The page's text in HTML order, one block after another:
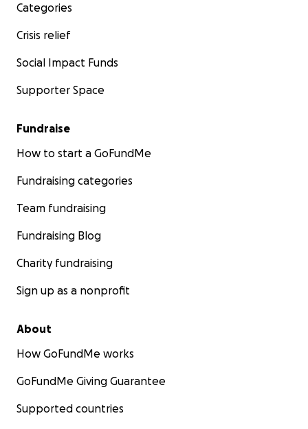
Categories
Crisis relief
Social Impact Funds
Supporter Space
Fundraise
How to start a GoFundMe
Fundraising categories
Team fundraising
Fundraising Blog
Charity fundraising
Sign up as a nonprofit
About
How GoFundMe works
GoFundMe Giving Guarantee
Supported countries